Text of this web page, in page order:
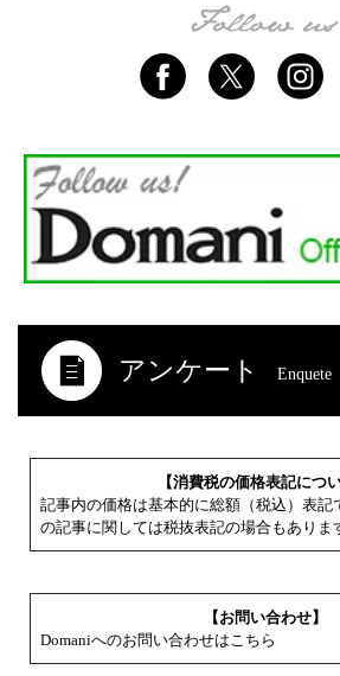
アンケート Enquete
【消費税の価格表記につい
記事内の価格は基本的に総額（税込）表記
の記事に関しては税抜表記の場合もありま
【お問い合わせ】
Domaniへのお問い合わせはこちら